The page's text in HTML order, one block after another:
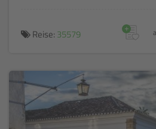
Reise: 35579 +